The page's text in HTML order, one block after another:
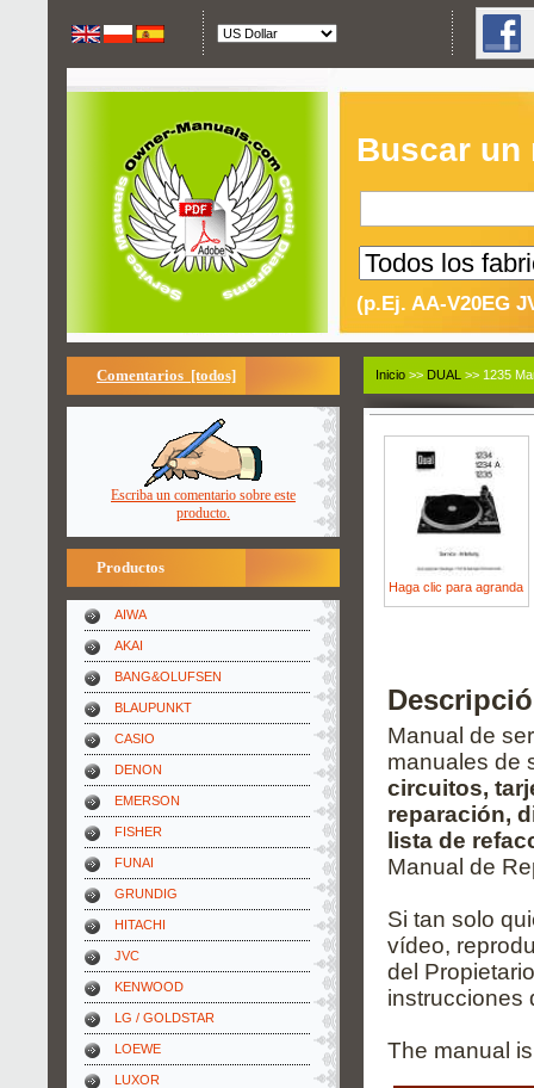
Buscar un
(p.Ej. AA-V20EG
Comentarios [todos]
Escriba un comentario sobre este
producto.
Productos
AIWA
AKAI
BANG&OLUFSEN
BLAUPUNKT
CASIO
DENON
EMERSON
FISHER
FUNAI
GRUNDIG
HITACHI
JVC
KENWOOD
LG / GOLDSTAR
LOEWE
LUXOR
Inicio >> DUAL >> 1235
Haga clic para agranda
Manual de
manuales de
circuitos,
reparación,
lista de
Manual de
Si tan solo
vídeo,
del
instrucciones
The manual